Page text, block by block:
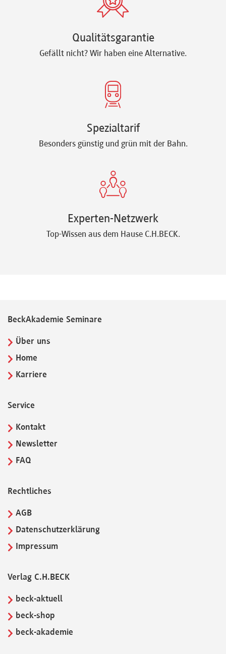
Qualitätsgarantie
Gefällt nicht? Wir haben eine Alternative.
Spezialtarif
Besonders günstig und grün mit der Bahn.
Experten-Netzwerk
Top-Wissen aus dem Hause C.H.BECK.
BeckAkademie Seminare
Über uns
Home
Karriere
Service
Kontakt
Newsletter
FAQ
Rechtliches
AGB
Datenschutzerklärung
Impressum
Verlag C.H.BECK
beck-aktuell
beck-shop
beck-akademie